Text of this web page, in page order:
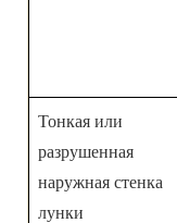
Тонкая или
разрушенная
наружная стенка
лунки